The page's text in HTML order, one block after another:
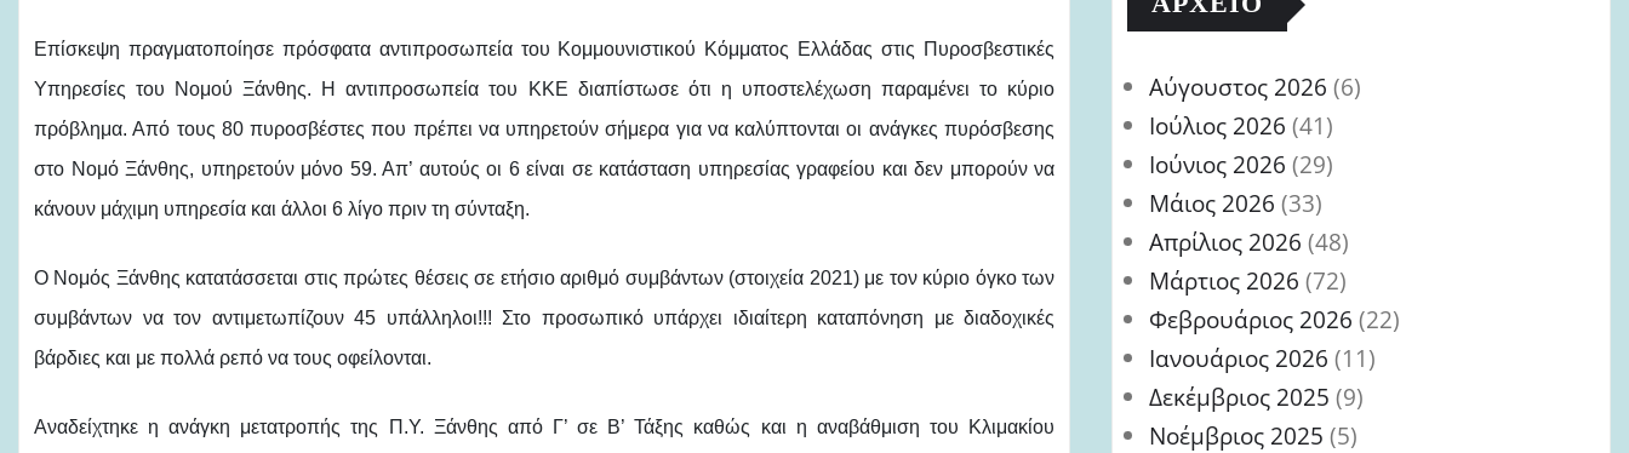
Επίσκεψη πραγματοποίησε πρόσφατα αντιπροσωπεία του Κομμουνιστικού Κόμματος Ελλάδας στις Πυροσβεστικές
Υπηρεσίες του Νομού Ξάνθης. Η αντιπροσωπεία του ΚΚΕ διαπίστωσε ότι η υποστελέχωση παραμένει το κύριο
πρόβλημα. Από τους 80 πυροσβέστες που πρέπει να υπηρετούν σήμερα για να καλύπτονται οι ανάγκες πυρόσβεσης
στο Νομό Ξάνθης, υπηρετούν μόνο 59. Απ’ αυτούς οι 6 είναι σε κατάσταση υπηρεσίας γραφείου και δεν μπορούν να
κάνουν μάχιμη υπηρεσία και άλλοι 6 λίγο πριν τη σύνταξη.
Ο Νομός Ξάνθης κατατάσσεται στις πρώτες θέσεις σε ετήσιο αριθμό συμβάντων (στοιχεία 2021) με τον κύριο όγκο των
συμβάντων να τον αντιμετωπίζουν 45 υπάλληλοι!!! Στο προσωπικό υπάρχει ιδιαίτερη καταπόνηση με διαδοχικές
βάρδιες και με πολλά ρεπό να τους οφείλονται.
Αναδείχτηκε η ανάγκη μετατροπής της Π.Υ. Ξάνθης από Γ’ σε Β’ Τάξης καθώς και η αναβάθμιση του Κλιμακίου
Αύγουστος 2026 (6)
Ιούλιος 2026 (41)
Ιούνιος 2026 (29)
Μάιος 2026 (33)
Απρίλιος 2026 (48)
Μάρτιος 2026 (72)
Φεβρουάριος 2026 (22)
Ιανουάριος 2026 (11)
Δεκέμβριος 2025 (9)
Νοέμβριος 2025 (5)